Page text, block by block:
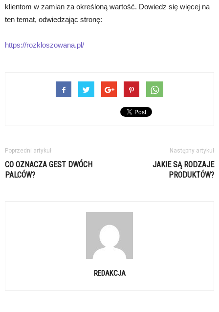
klientom w zamian za określoną wartość. Dowiedz się więcej na
ten temat, odwiedzając stronę:
https://rozkloszowana.pl/
Poprzedni artykuł
CO OZNACZA GEST DWÓCH
PALCÓW?
Następny artykuł
JAKIE SĄ RODZAJE
PRODUKTÓW?
REDAKCJA